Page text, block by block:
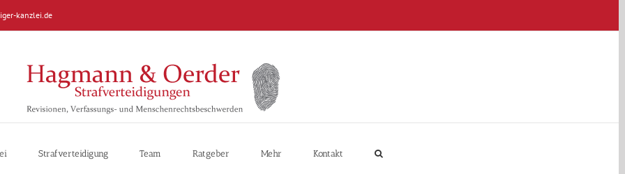
kanzlei.de
Strafverteidigung Team Ratgeber Mehr Kontakt